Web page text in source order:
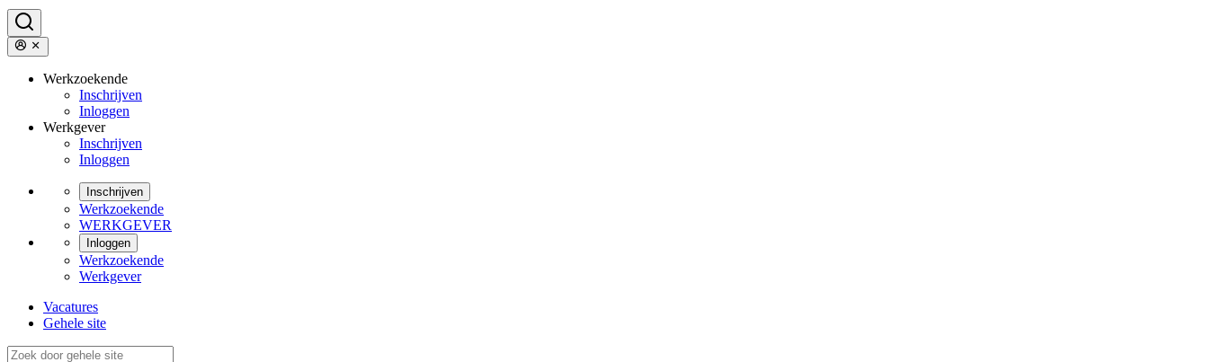
Werkzoekende
Inschrijven
Inloggen
Werkgever
Inschrijven
Inloggen
Inschrijven
Werkzoekende
WERKGEVER
Inloggen
Werkzoekende
Werkgever
Vacatures
Gehele site